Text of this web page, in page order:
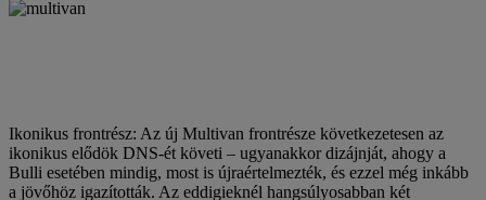
Ikonikus frontrész: Az új Multivan frontrésze következetesen az
ikonikus elődök DNS-ét követi – ugyanakkor dizájnját, ahogy a
Bulli esetében mindig, most is újraértelmezték, és ezzel még inkább
a jövőhöz igazították. Az eddigieknél hangsúlyosabban két